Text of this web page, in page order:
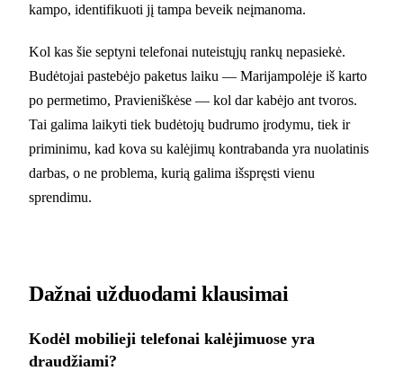
kampo, identifikuoti jį tampa beveik neįmanoma.
Kol kas šie septyni telefonai nuteistųjų rankų nepasiekė.
Budėtojai pastebėjo paketus laiku — Marijampolėje iš karto
po permetimo, Pravieniškėse — kol dar kabėjo ant tvoros.
Tai galima laikyti tiek budėtojų budrumo įrodymu, tiek ir
priminimu, kad kova su kalėjimų kontrabanda yra nuolatinis
darbas, o ne problema, kurią galima išspręsti vienu
sprendimu.
Dažnai užduodami klausimai
Kodėl mobilieji telefonai kalėjimuose yra
draudžiami?